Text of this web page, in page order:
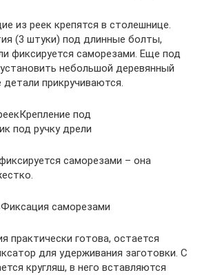
из реек крепятся в столешнице.
(3 штуки) под длинные болты,
фиксируется саморезами. Еще под
небольшой деревянный
детали прикручиваются.
под
под ручку дрели
саморезами – она
саморезами
практически готова, остается
для удерживания заготовки. С
кругляш, в него вставляются